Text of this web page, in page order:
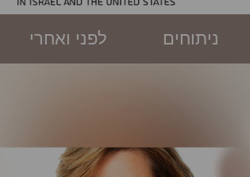
ניתוחים לפני ואחרי